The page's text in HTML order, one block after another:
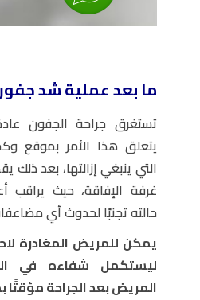
ما بعد عملية شد
تستغرق جراحة الجفون
يتعلق هذا الأمر بموقع
التي ينبغي إزالتها، بعد
غرفة الإفاقة، حيث يراقب
حالته تجنبًا لحدوث أي
يمكن للمريض المغادرة
ليستكمل شفاءه في
المريض بعد الجراحة مؤقتًا